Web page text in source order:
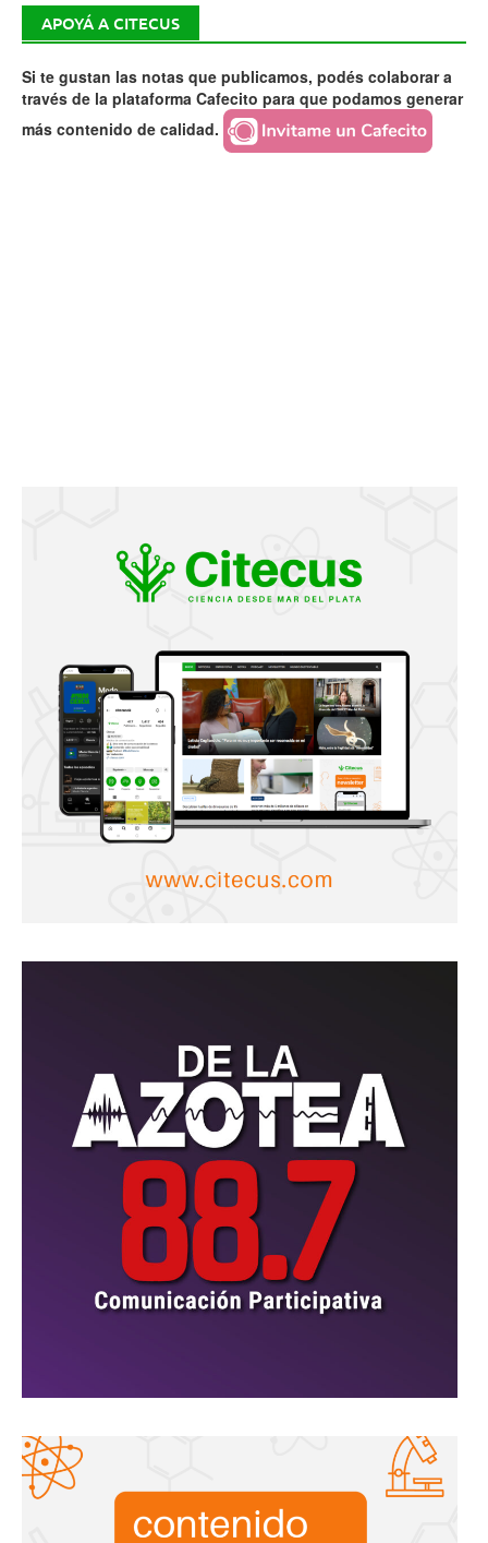
APOYÁ A CITECUS
Si te gustan las notas que publicamos, podés colaborar a
través de la plataforma Cafecito para que podamos generar
más contenido de calidad.